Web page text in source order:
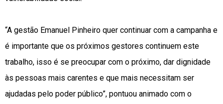
“A gestão Emanuel Pinheiro quer continuar com a campanha e
é importante que os próximos gestores continuem este
trabalho, isso é se preocupar com o próximo, dar dignidade
às pessoas mais carentes e que mais necessitam ser
ajudadas pelo poder público”, pontuou animado com o